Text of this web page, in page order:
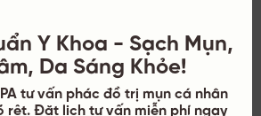
Y Khoa - Sạch Mụn,
Da Sáng Khỏe!
tư vấn phác đồ trị mụn cá nhân
rệt. Đặt lịch tư vấn miễn phí ngay